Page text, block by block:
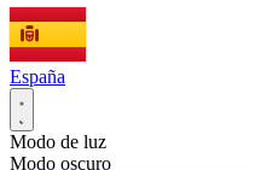
España
Modo de luz
Modo oscuro